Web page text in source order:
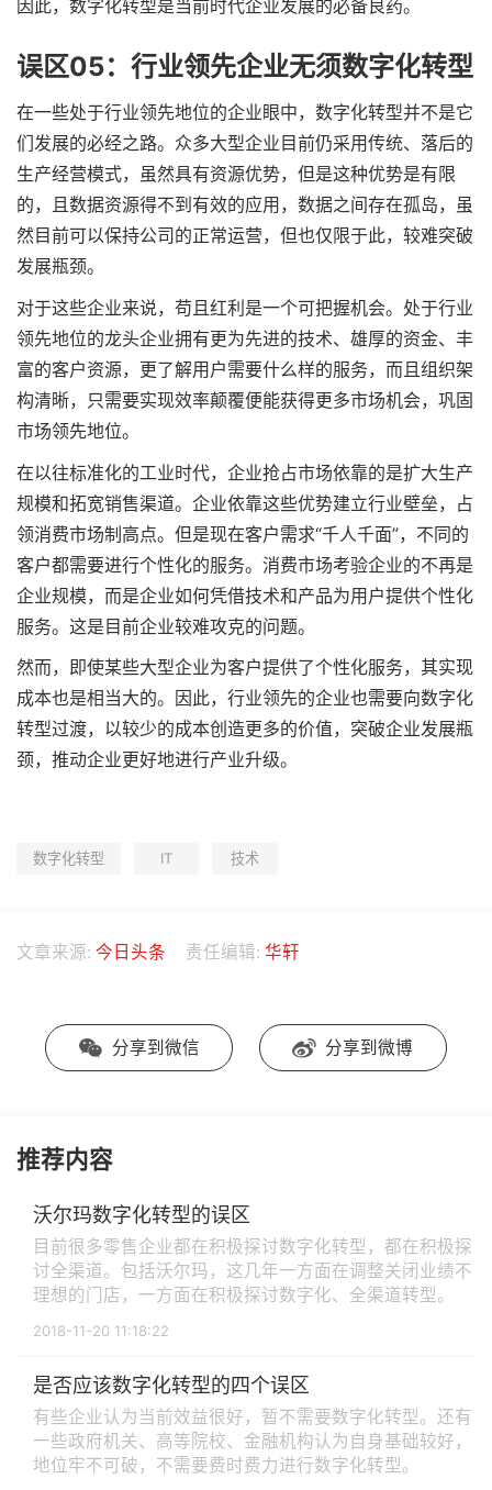
因此，数字化转型是当前时代企业发展的必备良药。
误区05：行业领先企业无须数字化转型
在一些处于行业领先地位的企业眼中，数字化转型并不是它
们发展的必经之路。众多大型企业目前仍采用传统、落后的
生产经营模式，虽然具有资源优势，但是这种优势是有限
的，且数据资源得不到有效的应用，数据之间存在孤岛，虽
然目前可以保持公司的正常运营，但也仅限于此，较难突破
发展瓶颈。
对于这些企业来说，苟且红利是一个可把握机会。处于行业
领先地位的龙头企业拥有更为先进的技术、雄厚的资金、丰
富的客户资源，更了解用户需要什么样的服务，而且组织架
构清晰，只需要实现效率颠覆便能获得更多市场机会，巩固
市场领先地位。
在以往标准化的工业时代，企业抢占市场依靠的是扩大生产
规模和拓宽销售渠道。企业依靠这些优势建立行业壁垒，占
领消费市场制高点。但是现在客户需求“千人千面”，不同的
客户都需要进行个性化的服务。消费市场考验企业的不再是
企业规模，而是企业如何凭借技术和产品为用户提供个性化
服务。这是目前企业较难攻克的问题。
然而，即使某些大型企业为客户提供了个性化服务，其实现
成本也是相当大的。因此，行业领先的企业也需要向数字化
转型过渡，以较少的成本创造更多的价值，突破企业发展瓶
颈，推动企业更好地进行产业升级。
数字化转型 IT 技术
文章来源: 今日头条 责任编辑: 华轩
分享到微信 分享到微博
推荐内容
沃尔玛数字化转型的误区
目前很多零售企业都在积极探讨数字化转型，都在积极探
讨全渠道。包括沃尔玛，这几年一方面在调整关闭业绩不
理想的门店，一方面在积极探讨数字化、全渠道转型。
2018-11-20 11:18:22
是否应该数字化转型的四个误区
有些企业认为当前效益很好，暂不需要数字化转型。还有
一些政府机关、高等院校、金融机构认为自身基础较好，
地位牢不可破，不需要费时费力进行数字化转型。